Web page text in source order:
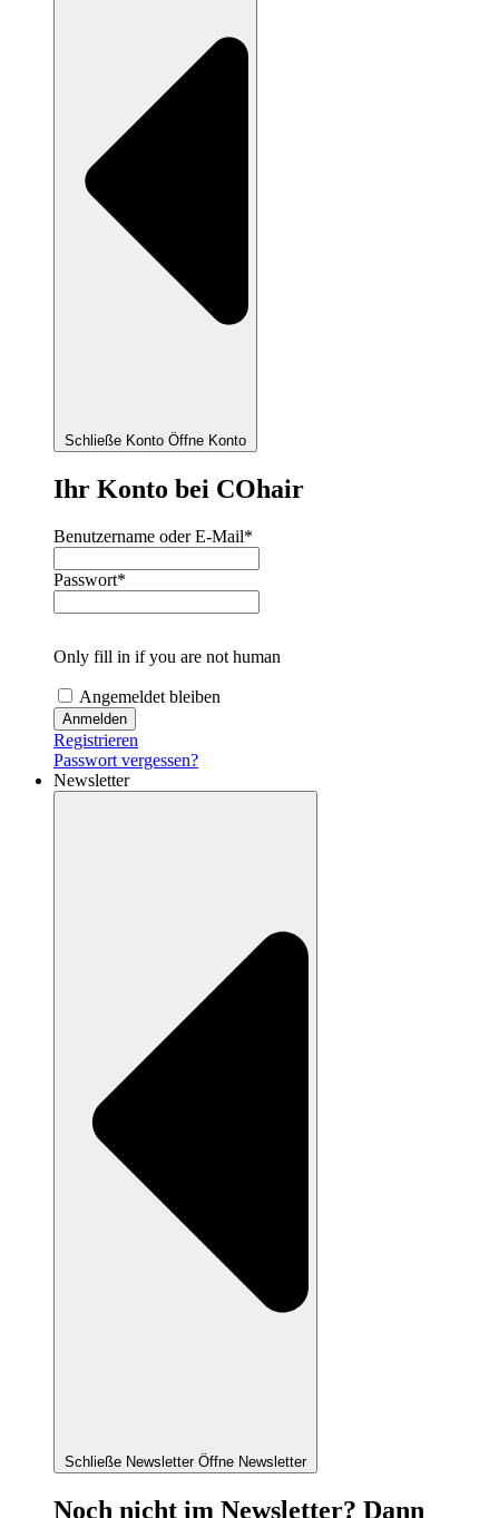
Schließe Konto Öffne Konto
Ihr Konto bei COhair
Benutzername oder E-Mail*
Passwort*
Only fill in if you are not human
Angemeldet bleiben
Registrieren
Passwort vergessen?
Newsletter
Schließe Newsletter Öffne Newsletter
Noch nicht im Newsletter? Dann